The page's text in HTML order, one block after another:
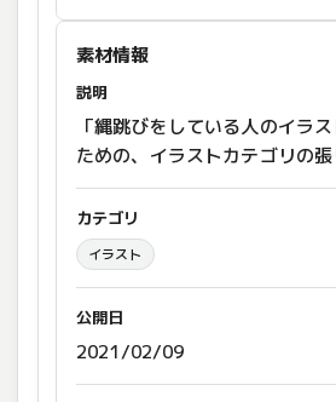
素材情報
説明
「縄跳びをしている人のイラ
ための、イラストカテゴリの張
カテゴリ
イラスト
公開日
2021/02/09